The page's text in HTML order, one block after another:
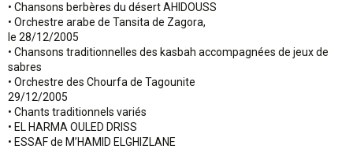
• Chansons berbères du désert AHIDOUSS
• Orchestre arabe de Tansita de Zagora,
le 28/12/2005
• Chansons traditionnelles des kasbah accompagnées de jeux de
sabres
• Orchestre des Chourfa de Tagounite
29/12/2005
• Chants traditionnels variés
• EL HARMA OULED DRISS
• ESSAF de M’HAMID ELGHIZLANE